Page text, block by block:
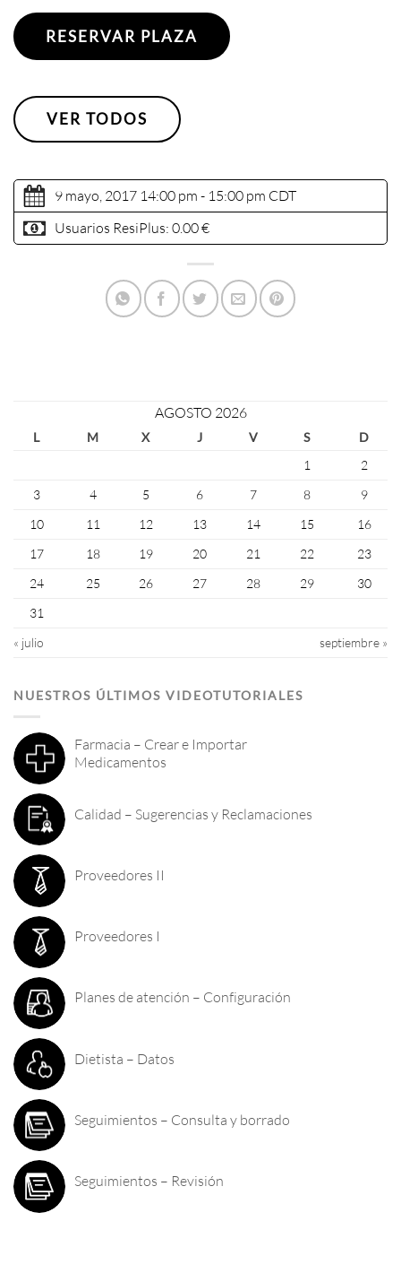
RESERVAR PLAZA
VER TODOS
9 mayo, 2017 14:00 pm - 15:00 pm CDT
Usuarios ResiPlus: 0.00 €
AGOSTO 2026
L M X J V S
D
1
2
3
4 5 6 7 8
9
10
11 12 13 14 15
16
17
18 19 20 21 22
23
24
25 26 27 28 29
30
31
« julio
septiembre »
NUESTROS ÚLTIMOS VIDEOTUTORIALES
Farmacia – Crear e Importar
Medicamentos
Calidad – Sugerencias y Reclamaciones
Proveedores II
Proveedores I
Planes de atención – Configuración
Dietista – Datos
Seguimientos – Consulta y borrado
Seguimientos – Revisión